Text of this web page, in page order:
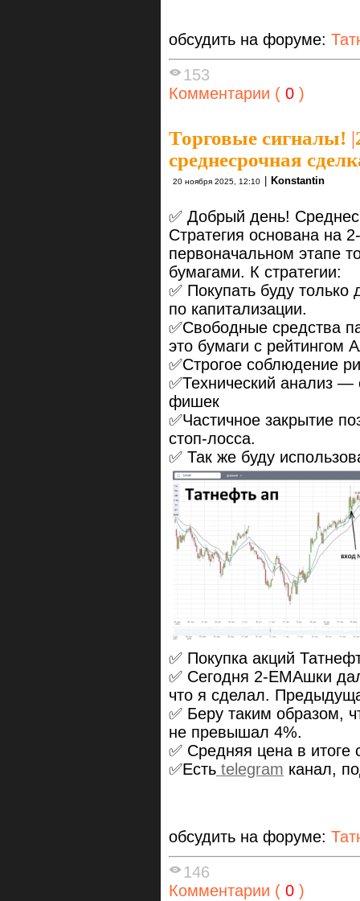
обсудить на форуме:
153
Комментарии ( 0 )
Торговые сигналы! |
среднесрочная
20 ноября 2025, 12:10 Konstantin
✅ Добрый день!
Стратегия основана на
первоначальном этапе
бумагами. К стратегии:
✅ Покупать буду
по капитализации.
✅Свободные средства
это бумаги с рейтингом
✅Строгое соблюдение
✅Технический анализ
фишек
✅Частичное закрытие
стоп-лосса.
✅ Так же буду
✅ Покупка акций
✅ Сегодня 2-ЕМАшки
что я сделал.
✅ Беру таким образом,
не превышал 4%.
✅ Средняя цена в итоге
✅Есть telegram канал,
обсудить на форуме:
146
Комментарии ( 0 )